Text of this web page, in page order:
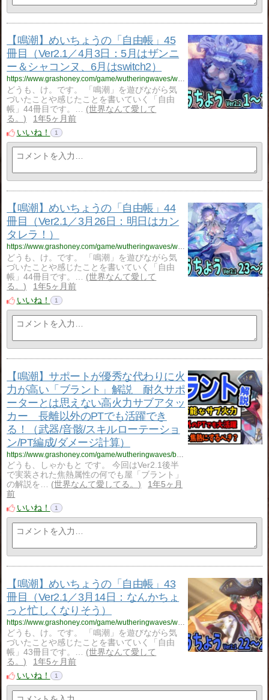
【鳴潮】めいちょうの「自由帳」45
冊目（Ver2.1／4月3日：5月はザンニ
ー＆シャコンヌ、6月はswitch2）
https://www.grashoney.com/game/wutheringwaves/wuwa_ziyuu-tyou-45
どうも、け。です。 「鳴潮」を遊びながら気
づいたことや感じたことを書いていく「自由
帳」44冊目です。…
世界なんて愛して
る。
1年5ヶ月前
いいね！
1
【鳴潮】めいちょうの「自由帳」44
冊目（Ver2.1／3月26日：明日はカン
タレラ！）
https://www.grashoney.com/game/wutheringwaves/wuwa_ziyuu-tyou-44
どうも、け。です。 「鳴潮」を遊びながら気
づいたことや感じたことを書いていく「自由
帳」44冊目です。…
世界なんて愛して
る。
1年5ヶ月前
いいね！
1
【鳴潮】サポートが優秀な代わりに火
力が高い「ブラント」解説 耐久サポ
ーターとは思えない高火力サブアタッ
カー 長離以外のPTでも活躍でき
る！（武器/音骸/スキルローテーショ
ン/PT編成/ダメージ計算）
どうも、しゃかもと です。 今回はVer2.1後半
で実装された焦熱属性の何でも屋「ブラント」
の解説を…
世界なんて愛してる。
1年5ヶ月
前
いいね！
1
【鳴潮】めいちょうの「自由帳」43
冊目（Ver2.1／3月14日：なんかちょ
っと忙しくなりそう）
どうも、け。です。 「鳴潮」を遊びながら気
づいたことや感じたことを書いていく「自由
帳」43冊目です。…
世界なんて愛して
る。
1年5ヶ月前
いいね！
1